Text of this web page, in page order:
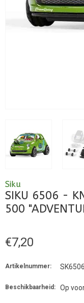
Siku
SIKU 6506 -
500
€7,20
Artikelnummer: SK6506
Beschikbaarheid: Op